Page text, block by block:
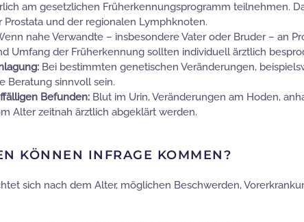
am gesetzlichen Früherkennungsprogramm teilnehmen.
und der regionalen Lymphknoten.
nahe Verwandte – insbesondere Vater oder Bruder – an
Umfang der Früherkennung sollten individuell ärztlich
Bei bestimmten genetischen Veränderungen,
Beratung sinnvoll sein.
Befunden: Blut im Urin, Veränderungen am Hoden,
Alter zeitnah ärztlich abgeklärt werden.
KÖNNEN INFRAGE KOMMEN?
sich nach dem Alter, möglichen Beschwerden,